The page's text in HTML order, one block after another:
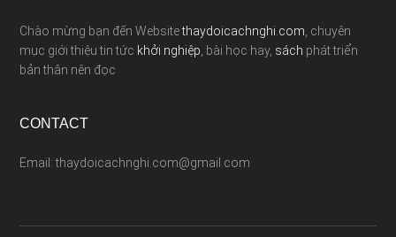
Chào mừng bạn đến Websitethaydoicachnghi.com , chuyên
mục giới thiệu tin tức khởi nghiệp , bài học hay, sách phát triển
bản thân nên đọc
CONTACT
Email: thaydoicachnghi.com@gmail.com